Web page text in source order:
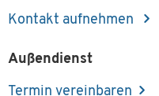
Kontakt aufnehmen
Außendienst
Termin vereinbaren